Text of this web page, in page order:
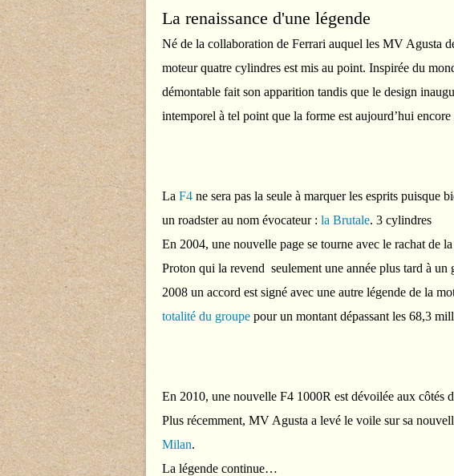
La renaissance d'une légende
Né de la collaboration de Ferrari auquel les MV Agusta
moteur quatre cylindres est mis au point. Inspirée du
démontable fait son apparition tandis que le design
intemporel à tel point que la forme est aujourd’hui encore
La F4 ne sera pas la seule à marquer les esprits puisque
un roadster au nom évocateur : la Brutale. 3 cylindres
En 2004, une nouvelle page se tourne avec le rachat de
Proton qui la revend seulement une année plus tard à un
2008 un accord est signé avec une autre légende de la
totalité du groupe pour un montant dépassant les 68,3
En 2010, une nouvelle F4 1000R est dévoilée aux côtés
Plus récemment, MV Agusta a levé le voile sur sa
Milan.
La légende continue…